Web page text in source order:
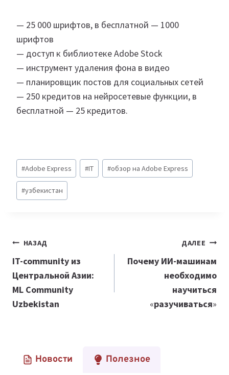
— 25 000 шрифтов, в бесплатной — 1000
шрифтов
— доступ к библиотеке Adobe Stock
— инструмент удаления фона в видео
— планировщик постов для социальных сетей
— 250 кредитов на нейросетевые функции, в
бесплатной — 25 кредитов.
Метки
записи:
#Adobe Express #IT #обзор на Adobe Express
#узбекистан
Навигация
по
записям
НАЗАД
IT-community из
Центральной Азии:
ML Community
Uzbekistan
ДАЛЕЕ
Почему ИИ-машинам
необходимо
научиться
«разучиваться»
Новости Полезное